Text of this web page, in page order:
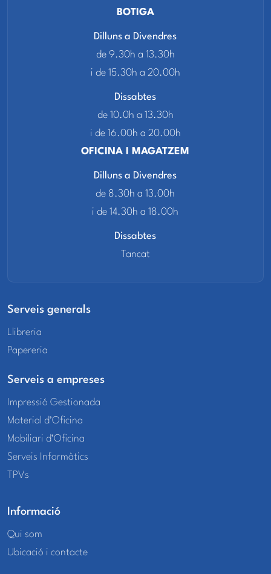
BOTIGA
Dilluns a Divendres
de 9.30h a 13.30h
i de 15.30h a 20.00h
Dissabtes
de 10.0h a 13.30h
i de 16.00h a 20.00h
OFICINA I MAGATZEM
Dilluns a Divendres
de 8.30h a 13.00h
i de 14.30h a 18.00h
Dissabtes
Tancat
Serveis generals
Llibreria
Papereria
Serveis a empreses
Impressió Gestionada
Material d’Oficina
Mobiliari d’Oficina
Serveis Informàtics
TPVs
Informació
Qui som
Ubicació i contacte